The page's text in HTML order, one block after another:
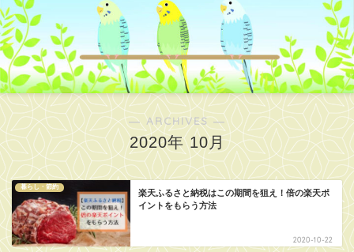
― ARCHIVES ―
2020年 10月
暮らし・節約
楽天ふるさと納税はこの期間を狙え！倍の楽天ポ
イントをもらう方法
2020-10-22